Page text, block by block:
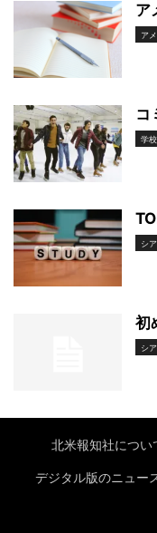
ア
ア
コ
学
シ
初
シ
北米報知社につい
デジタル版のニュー